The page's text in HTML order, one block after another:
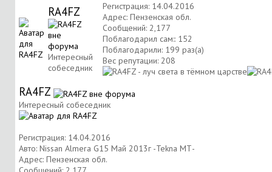
RA4FZ
Интересный
собеседник
Регистрация: 14.04.2016
Адрес: Пензенская обл.
Сообщений: 2,177
Поблагодарил сам:: 152
Поблагодарили: 199 раз(а)
Вес репутации: 208
RA4FZ
Интересный собеседник
Регистрация: 14.04.2016
Авто: Nissan Almera G15 Май 2013г -Tekna МТ-
Адрес: Пензенская обл.